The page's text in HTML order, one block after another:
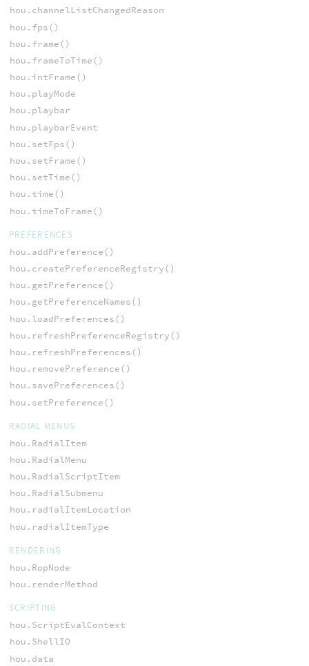
hou.channelListChangedReason
hou.fps()
hou.frame()
hou.frameToTime()
hou.intFrame()
hou.playMode
hou.playbar
hou.playbarEvent
hou.setFps()
hou.setFrame()
hou.setTime()
hou.time()
hou.timeToFrame()
PREFERENCES
hou.addPreference()
hou.createPreferenceRegistry()
hou.getPreference()
hou.getPreferenceNames()
hou.loadPreferences()
hou.refreshPreferenceRegistry()
hou.refreshPreferences()
hou.removePreference()
hou.savePreferences()
hou.setPreference()
RADIAL MENUS
hou.RadialItem
hou.RadialMenu
hou.RadialScriptItem
hou.RadialSubmenu
hou.radialItemLocation
hou.radialItemType
RENDERING
hou.RopNode
hou.renderMethod
SCRIPTING
hou.ScriptEvalContext
hou.ShellIO
hou.data